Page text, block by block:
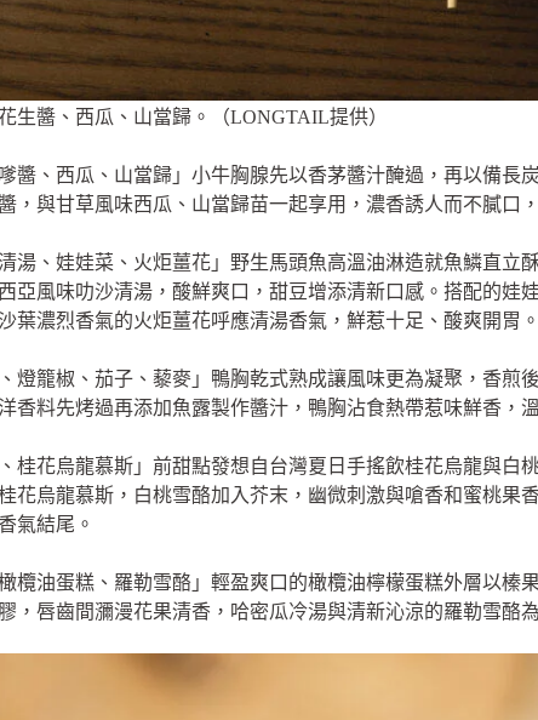
生醬、西瓜、山當歸。（LONGTAIL提供）
醬、西瓜、山當歸」小牛胸腺先以香茅醬汁醃過，再以備長
，與甘草風味西瓜、山當歸苗一起享用，濃香誘人而不膩口
清湯、娃娃菜、火炬薑花」野生馬頭魚高溫油淋造就魚鱗直
亞風味叻沙清湯，酸鮮爽口，甜豆增添清新口感。搭配的娃
葉濃烈香氣的火炬薑花呼應清湯香氣，鮮惹十足、酸爽開胃。
、燈籠椒、茄子、藜麥」鴨胸乾式熟成讓風味更為凝聚，香
香料先烤過再添加魚露製作醬汁，鴨胸沾食熱帶惹味鮮香，
、桂花烏龍慕斯」前甜點發想自台灣夏日手搖飲桂花烏龍與
花烏龍慕斯，白桃雪酪加入芥末，幽微刺激與嗆香和蜜桃果
氣結尾。
橄欖油蛋糕、羅勒雪酪」輕盈爽口的橄欖油檸檬蛋糕外層以
，唇齒間瀰漫花果清香，哈密瓜冷湯與清新沁涼的羅勒雪酪